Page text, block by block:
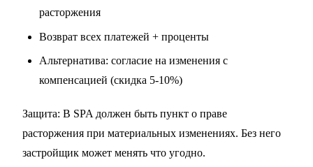
расторжения
Возврат всех платежей + проценты
Альтернатива: согласие на изменения с
компенсацией (скидка 5-10%)
Защита: В SPA должен быть пункт о праве
расторжения при материальных изменениях. Без него
застройщик может менять что угодно.